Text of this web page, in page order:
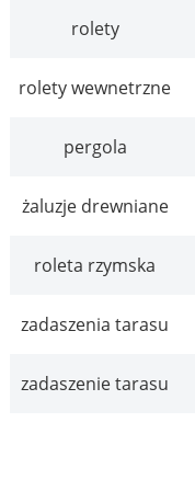
rolety
rolety wewnetrzne
pergola
żaluzje drewniane
roleta rzymska
zadaszenia tarasu
zadaszenie tarasu